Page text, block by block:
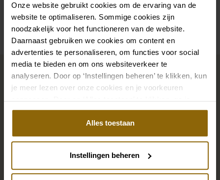
Onze website gebruikt cookies om de ervaring van de
website te optimaliseren. Sommige cookies zijn
noodzakelijk voor het functioneren van de website.
Daarnaast gebruiken we cookies om content en
advertenties te personaliseren, om functies voor social
media te bieden en om ons websiteverkeer te
analyseren. Door op ‘Instellingen beheren’ te klikken, kun
je meer lezen over onze cookies en je voorkeuren
aanpassen. Door op ‘Alles toestaan’ te klikken, ga je
akkoord met het gebruik van alle cookies.
Alles toestaan
Instellingen beheren
Parcourez notre collection de robes de mariée
Créez votre propre tableau d’humeur
Complétez votre look de
mariée
Des chaussures de mariage parfaites sous votre robe
boucles d’oreilles assortis à votre robe de mariée ou
un beau voile, un bandeau ou une épingle à cheveux
pour votre coiffure de mariée : votre look de mariée